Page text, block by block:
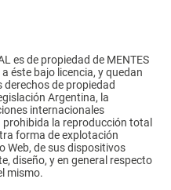
es de propiedad de MENTES
éste bajo licencia, y quedan
de propiedad
Argentina, la
internacionales
la reproducción total
forma de explotación
Web, de sus dispositivos
diseño, y en general respecto
mismo.